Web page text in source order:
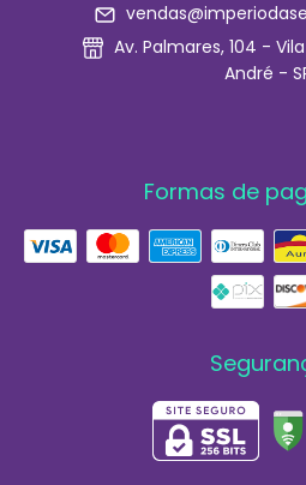
Av. Palmares, 104 -
André -
Formas de